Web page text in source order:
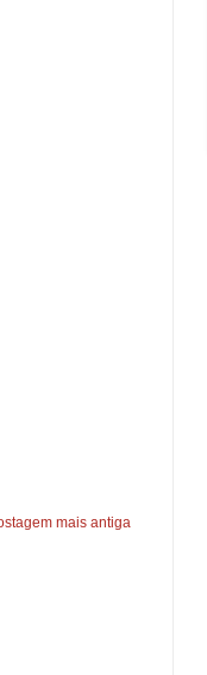
mais antiga